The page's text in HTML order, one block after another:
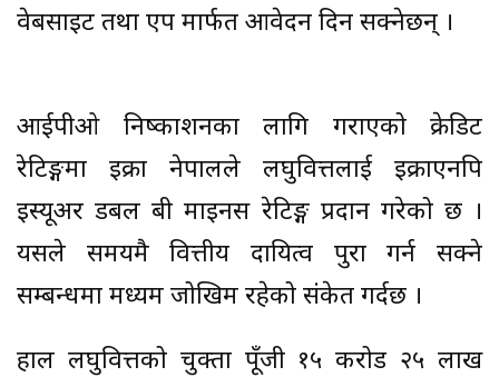
वेबसाइट तथा एप मार्फत आवेदन दिन सक्नेछन् ।
आईपीओ निष्काशनका लागि गराएको क्रेडिट
रेटिङ्गमा इक्रा नेपालले लघुवित्तलाई इक्राएनपि
इस्यूअर डबल बी माइनस रेटिङ्ग प्रदान गरेको छ ।
यसले समयमै वित्तीय दायित्व पुरा गर्न सक्ने
सम्बन्धमा मध्यम जोखिम रहेको संकेत गर्दछ ।
हाल लघुवित्तको चुक्ता पूँजी १५ करोड २५ लाख